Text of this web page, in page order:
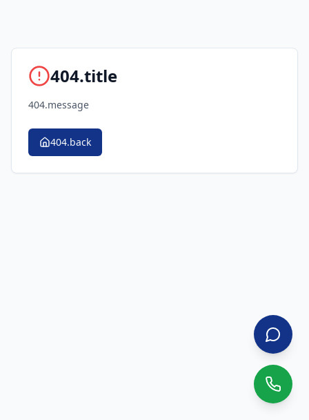
404.title
404.message
404.back